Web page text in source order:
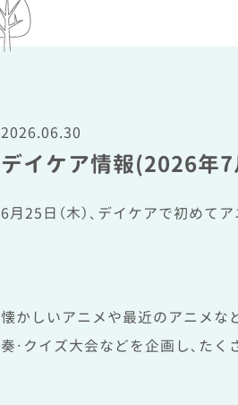
2026.06.30
デイケア情報(2026年7
6月25日（木）、デイケアで初めて
懐かしいアニメや最近のアニメな
奏・クイズ大会などを企画し、た